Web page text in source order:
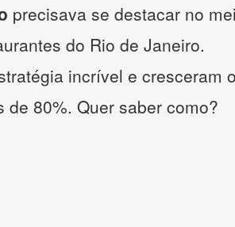
precisava se destacar no
do Rio de Janeiro.
incrível e cresceram o
de 80%. Quer saber como?